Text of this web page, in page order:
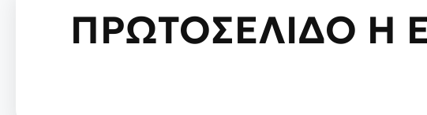
ΠΡΩΤΟΣΕΛΙΔΟ Η